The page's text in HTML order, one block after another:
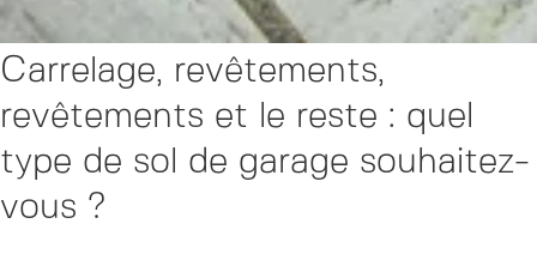
Carrelage, revêtements,
revêtements et le reste : quel
type de sol de garage souhaitez-
vous ?